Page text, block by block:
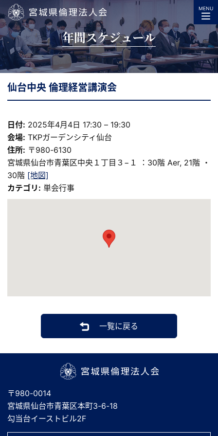
宮城県倫理法人会
MENU
年間スケジュール
仙台中央 倫理経営講演会
日付: 2025年4月4日 17:30 – 19:30
会場: TKPガーデンシティ仙台
住所: 〒980-6130
宮城県仙台市青葉区中央１丁目３−１ ：30階 Aer, 21階 ・
30階 [地図]
カテゴリ: 単会行事
一覧に戻る
〒980-0014
宮城県仙台市青葉区本町3-6-18
勾当台イーストビル2F